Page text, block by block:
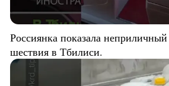
Россиянка показала
шествия в Тбилиси.